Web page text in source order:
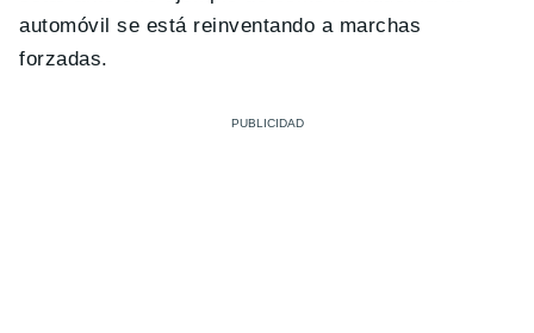
automóvil se está reinventando a marchas
forzadas.